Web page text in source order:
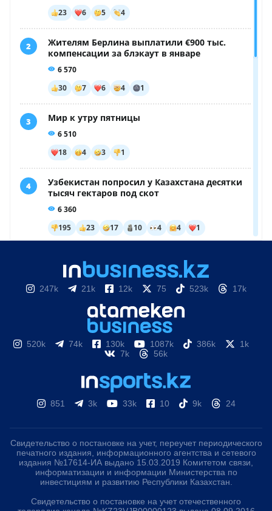
247k 21k 12k 75 523k 17k
520k 74k 130k 1087k 386k
1k
7k
56k
851 3k 33k 10 9k 24
Свидетельство о постановке на учет, переучет периодического
печатного издания, информационного агентства и сетевого
издания №17614-ИА выдано 15.03.2019 Комитетом связи,
информатизации и информации Министерства по
инвестициям и развитию Республики Казахстан.
Свидетельство о постановке на учет отечественного